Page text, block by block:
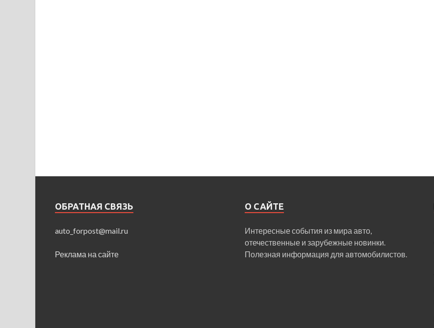
ОБРАТНАЯ СВЯЗЬ
auto_forpost@mail.ru
Реклама на сайте
О САЙТЕ
Интересные события из мира авто,
отечественные и зарубежные новинки.
Полезная информация для автомобилистов.